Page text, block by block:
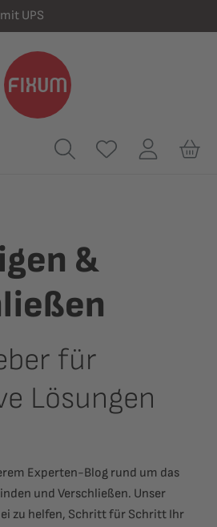
UPS
&
für
Lösungen
Experten-Blog rund um das
und Verschließen. Unser
zu helfen, Schritt für Schritt Ihr